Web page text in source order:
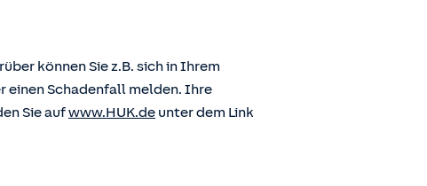
können Sie z.B. sich in Ihrem
einen Schadenfall melden. Ihre
Sie aufwww.HUK.de unter dem Link